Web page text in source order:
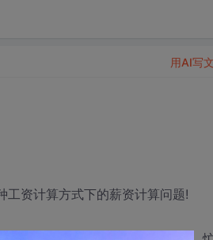
资计算方式下的薪资计算问题!
用AI写